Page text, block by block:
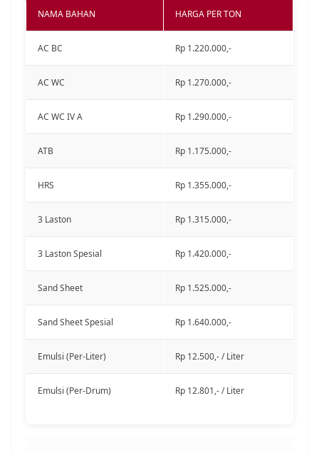
NAMA BAHAN HARGA PER TON
AC BC Rp 1.220.000,-
AC WC Rp 1.270.000,-
AC WC IV A Rp 1.290.000,-
ATB Rp 1.175.000,-
HRS Rp 1.355.000,-
3 Laston Rp 1.315.000,-
3 Laston Spesial Rp 1.420.000,-
Sand Sheet Rp 1.525.000,-
Sand Sheet Spesial Rp 1.640.000,-
Emulsi (Per-Liter) Rp 12.500,- / Liter
Emulsi (Per-Drum) Rp 12.801,- / Liter